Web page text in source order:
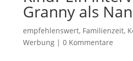
Granny als
empfehlenswert, Familienzeit,
Werbung| 0 Kommentare